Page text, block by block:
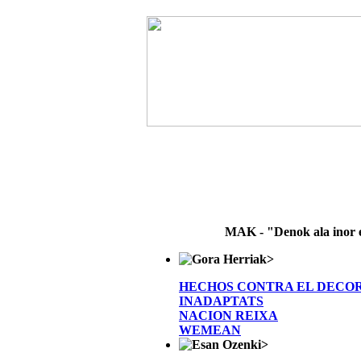
MAK - "Denok ala inor
>
HECHOS CONTRA EL
INADAPTATS
NACION REIXA
WEMEAN
>